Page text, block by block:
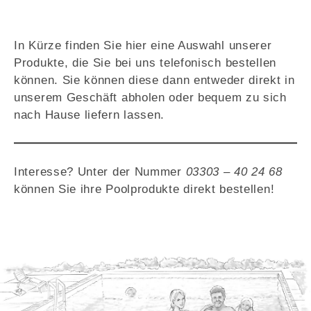
In Kürze finden Sie hier eine Auswahl unserer
Produkte, die Sie bei uns telefonisch bestellen
können. Sie können diese dann entweder direkt in
unserem Geschäft abholen oder bequem zu sich
nach Hause liefern lassen.
Interesse? Unter der Nummer 03303 – 40 24 68
können Sie ihre Poolprodukte direkt bestellen!